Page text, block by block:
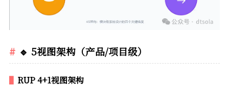
🔹 5视图架构（产品/项目级）
RUP 4+1视图架构